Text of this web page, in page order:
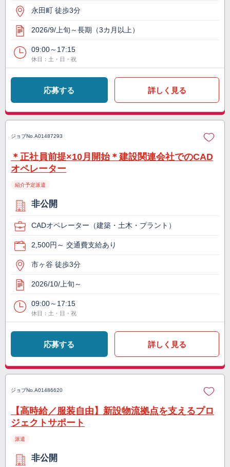
永田町 徒歩3分
2026/9/上旬～長期（3カ月以上）
09:00～17:15
休日：土・日・祝
応募する 詳しく見る
ジョブNo. A01487293
＊正社員前提×10月開始＊建設関連会社でのCAD
オペレーター
紹介予定派遣
非公開
CADオペレーター（建築・土木・プラント）
2,500円～ 交通費支給あり
市ヶ谷 徒歩3分
2026/10/上旬～
09:00～17:15
休日：土・日・祝
応募する 詳しく見る
ジョブNo. A01486620
【高時給／服装自由】新設物流拠点を支えるプロ
ジェクトサポート
派遣
非公開